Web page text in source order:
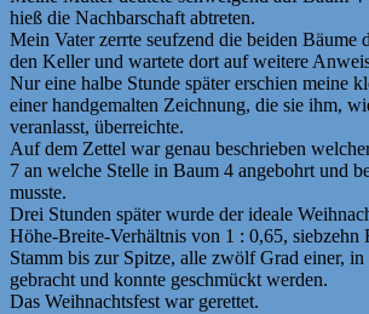
hieß die Nachbarschaft abtreten.
Mein Vater zerrte seufzend die beiden Bäume
den Keller und wartete dort auf weitere
Nur eine halbe Stunde später erschien meine
einer handgemalten Zeichnung, die sie ihm,
veranlasst, überreichte.
Auf dem Zettel war genau beschrieben
7 an welche Stelle in Baum 4 angebohrt und
musste.
Drei Stunden später wurde der ideale
Höhe-Breite-Verhältnis von 1 : 0,65, siebzehn
Stamm bis zur Spitze, alle zwölf Grad einer,
gebracht und konnte geschmückt werden.
Das Weihnachtsfest war gerettet.